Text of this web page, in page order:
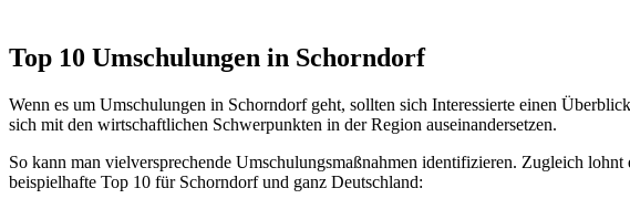
Top 10 Umschulungen in Schorndorf
Wenn es um Umschulungen in Schorndorf geht, sollten sich Interessierte einen
sich mit den wirtschaftlichen Schwerpunkten in der Region auseinandersetzen.
So kann man vielversprechende Umschulungsmaßnahmen identifizieren. Zugleich
beispielhafte Top 10 für Schorndorf und ganz Deutschland: